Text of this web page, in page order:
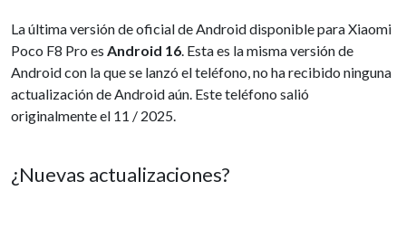
La última versión de oficial de Android disponible para Xiaomi
Poco F8 Pro es Android 16. Esta es la misma versión de
Android con la que se lanzó el teléfono, no ha recibido ninguna
actualización de Android aún. Este teléfono salió
originalmente el 11 / 2025.
¿Nuevas actualizaciones?